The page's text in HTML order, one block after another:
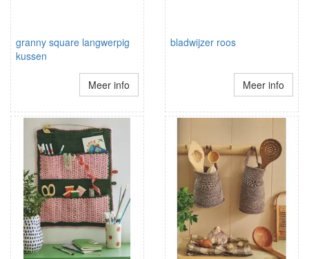
granny square langwerpig
kussen
Meer info
bladwijzer roos
Meer info